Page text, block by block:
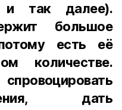
так далее).
большое
есть её
количестве.
дать